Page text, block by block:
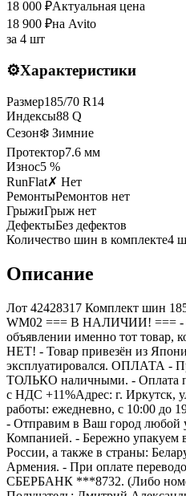
18 000 ₽Актуальная цена
18 900 ₽на Avito
за 4 шт
⚙️Характеристики
Размер185/70 R14
Индексы88 Q
Сезон❄️ Зимние
Протектор7.6 мм
Износ5 %
RunFlat✗ Нет
РемонтыРемонтов нет
ГрыжиГрыж нет
ДефектыБез дефектов
Количество шин в комплекте4
Описание
Лот 42428317 Комплект шин
WM02 === B НАЛИЧИИ! === -
объявлении именно тот товар,
НЕТ! - Товар привезён из
эксплуатировался. ОПЛАТА -
ТОЛЬКО наличными. -
с НДС +11%Адрес: г. Иркутск,
работы: ежедневно, с 10:00 до
- Отправим в Ваш город любой
Компанией. - Бережно упакуем
России, а также в страны:
Армения. - При оплате
СБЕРБАНК ***8732. (Либо